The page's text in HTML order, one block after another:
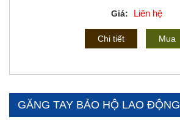
Giá: Liên hệ
Chi tiết Mua
GĂNG TAY BẢO HỘ LAO ĐỘNG